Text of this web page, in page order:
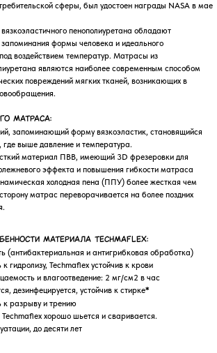
сферы, был удостоен награды NASA в мае
пенополиуретана обладают
формы человека и идеального
воздействием температур. Матрасы из
являются наиболее современным способом
повреждений мягких тканей, возникающих в
матраса:
запоминающий форму вязкоэластик, становящийся
выше давление и температура.
материал ПВВ, имеющий 3D фрезеровки для
эффекта и повышения гибкости матраса
холодная пена (ППУ) более жесткая чем
матрас переворачивается на более поздних
материала Techmaflex:
(антибактериальная и антигрибковая обработка)
гидролизу, Techmaflex устойчив к крови
и влагоотведение: 2 мг/см2 в час
дезинфецируется, устойчив к стирке*
к разрыву и трению
xорошо шьется и сваривается.
до десяти лет